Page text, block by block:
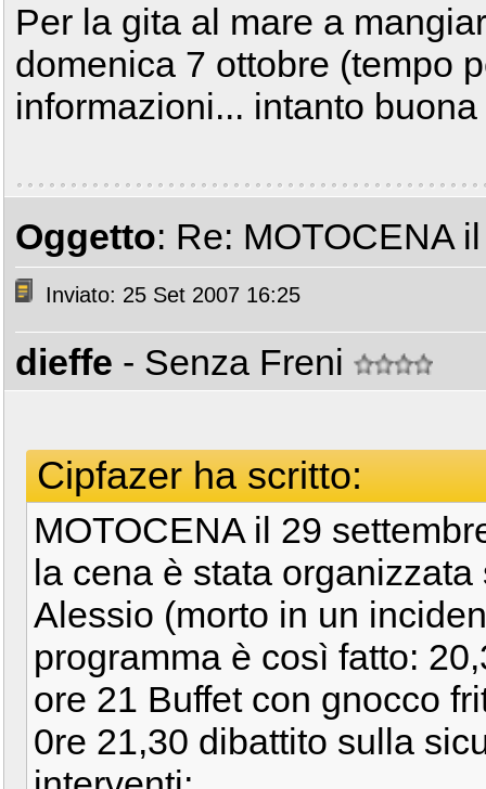
Per la gita al mare a
domenica 7 ottobre (tempo
informazioni... intanto
Oggetto: Re: MOTOCENA
Inviato: 25 Set 2007 16:25
dieffe - Senza Freni
Cipfazer ha scritto:
MOTOCENA il 29
la cena è stata
Alessio (morto in un
programma è così fatto:
ore 21 Buffet con gnocco
0re 21,30 dibattito sulla